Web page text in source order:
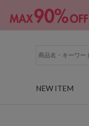
NEW ITEM